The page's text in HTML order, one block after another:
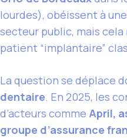
lourdes), obéissent à
secteur public, mais
patient “implantaire”
La question se déplace
dentaire. En 2025, les
d’acteurs comme April,
groupe d’assurance